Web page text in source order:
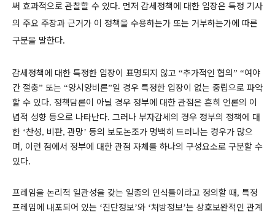
써 효과적으로 관찰할 수 있다. 먼저 감세정책에 대한 입장은 특정 기사
의 주요 주장과 근거가 이 정책을 수용하는가 또는 거부하는가에 따른
구분을 말한다.
감세정책에 대한 특정한 입장이 표명되지 않고 “추가적인 협의” “여야
간 절충” 또는 “양시양비론”일 경우 특정한 입장이 없는 중립으로 파악
할 수 있다. 정책담론이 아닐 경우 정부에 대한 관점은 흔히 언론의 이
념적 성향 등으로 나타난다. 그러나 부자감세의 경우 정부의 정책에 대
한 ‘찬성, 비판, 관망’ 등의 보도논조가 명백히 드러나는 경우가 많으
며 , 이런 점에서 정부에 대한 관점 자체를 하나의 구성요소로 구분할 수
있다.
프레임을 논리적 일관성을 갖는 일종의 인식틀이라고 정의할 때, 특정
프레임에 내포되어 있는 ‘진단정보’와 ‘처방정보’는 상호보완적인 관계